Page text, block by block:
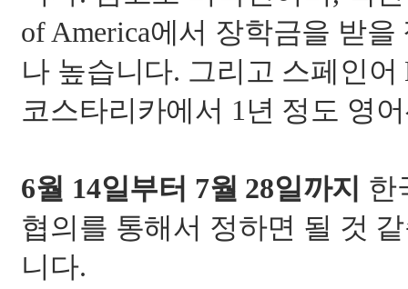
of America에서 장학금을 받을
나 높습니다. 그리고 스페인어
코스타리카에서 1년 정도 영
6월 14일부터 7월 28일까지 한
협의를 통해서 정하면 될 것
니다.